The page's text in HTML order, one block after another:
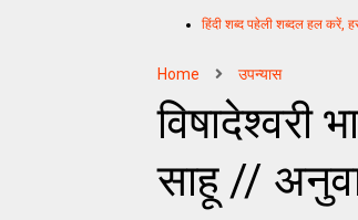
हिंदी शब्द पहेली शब्दल हल करें,
Home उपन्यास
विषादेश्वरी
साहू //